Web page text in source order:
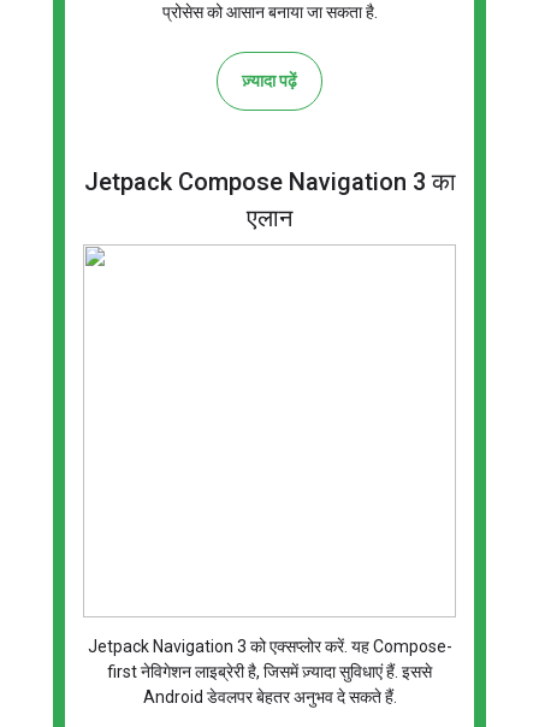
प्रोसेस को आसान बनाया जा सकता है.
ज़्यादा पढ़ें
Jetpack Compose Navigation 3 का
एलान
Jetpack Navigation 3 को एक्सप्लोर करें. यह Compose-
first नेविगेशन लाइब्रेरी है, जिसमें ज़्यादा सुविधाएं हैं. इससे
Android डेवलपर बेहतर अनुभव दे सकते हैं.